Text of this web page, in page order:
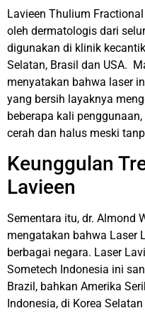
Lavieen Thulium
oleh dermatologis dari
digunakan di klinik
Selatan, Brasil dan USA.
menyatakan bahwa laser
yang bersih layaknya
beberapa kali
cerah dan halus meski
Keunggulan
Lavieen
Sementara itu, dr. Almond
mengatakan bahwa Laser
berbagai negara. Laser
Sometech Indonesia ini
Brazil, bahkan Amerika
Indonesia, di Korea